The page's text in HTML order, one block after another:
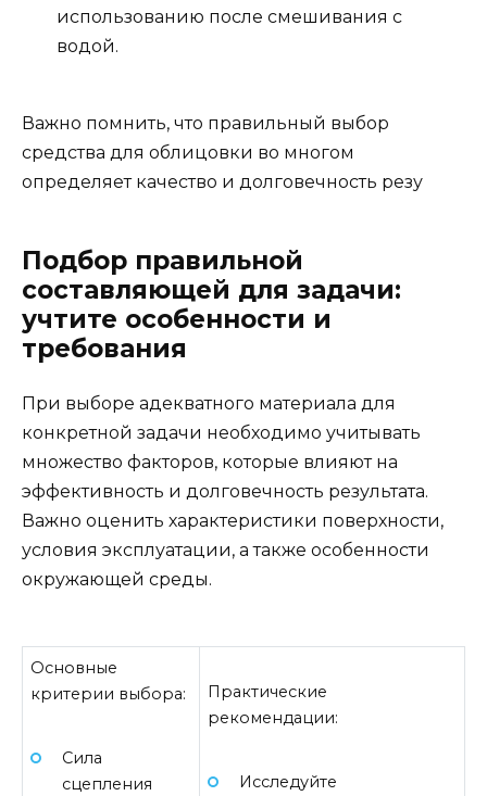
использованию после смешивания с
водой.
Важно помнить, что правильный выбор
средства для облицовки во многом
определяет качество и долговечность резу
Подбор правильной
составляющей для задачи:
учтите особенности и
требования
При выборе адекватного материала для
конкретной задачи необходимо учитывать
множество факторов, которые влияют на
эффективность и долговечность результата.
Важно оценить характеристики поверхности,
условия эксплуатации, а также особенности
окружающей среды.
Основные
критерии выбора:
Сила
сцепления
Практические
рекомендации:
Исследуйте